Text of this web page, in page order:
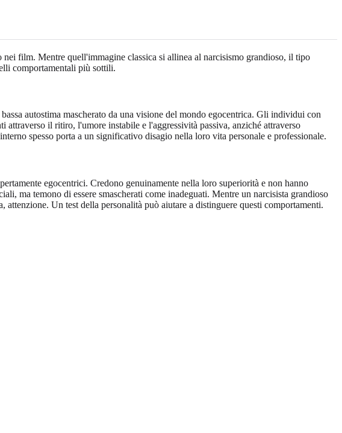
nei film. Mentre quell'immagine classica si allinea al narcisismo grandioso, il tipo
comportamentali più sottili.
autostima mascherato da una visione del mondo egocentrica. Gli individui con
attraverso il ritiro, l'umore instabile e l'aggressività passiva, anziché attraverso
spesso porta a un significativo disagio nella loro vita personale e professionale.
egocentrici. Credono genuinamente nella loro superiorità e non hanno
ma temono di essere smascherati come inadeguati. Mentre un narcisista grandioso
Un test della personalità può aiutare a distinguere questi comportamenti.